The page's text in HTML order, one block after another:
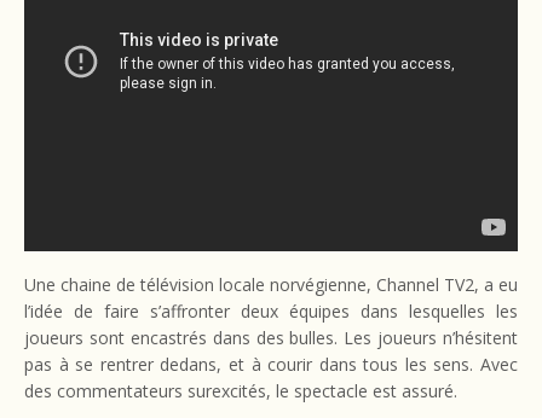
Une chaine de télévision locale norvégienne, Channel TV2, a eu
l’idée de faire s’affronter deux équipes dans lesquelles les
joueurs sont encastrés dans des bulles. Les joueurs n’hésitent
pas à se rentrer dedans, et à courir dans tous les sens. Avec
des commentateurs surexcités, le spectacle est assuré.